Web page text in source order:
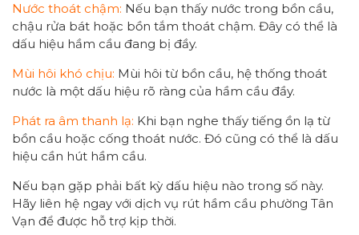
Nước thoát chậm: Nếu bạn thấy nước trong bồn cầu,
chậu rửa bát hoặc bồn tắm thoát chậm. Đây có thể là
dấu hiệu hầm cầu đang bị đầy.
Mùi hôi khó chịu: Mùi hôi từ bồn cầu, hệ thống thoát
nước là một dấu hiệu rõ ràng của hầm cầu đầy.
Phát ra âm thanh lạ: Khi bạn nghe thấy tiếng ồn lạ từ
bồn cầu hoặc cống thoát nước. Đó cũng có thể là dấu
hiệu cần hút hầm cầu.
Nếu bạn gặp phải bất kỳ dấu hiệu nào trong số này.
Hãy liên hệ ngay với dịch vụ rút hầm cầu phường Tân
Vạn để được hỗ trợ kịp thời.